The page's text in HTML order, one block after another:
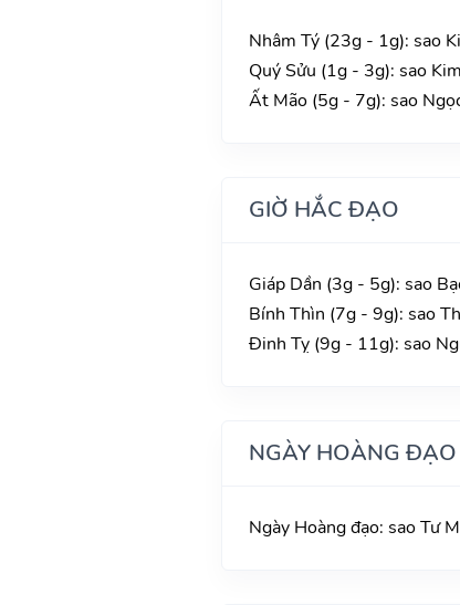
Nhâm Tý (23g - 1g): sao
Quý Sửu (1g - 3g): sao
Ất Mão (5g - 7g): sao
GIỜ HẮC ĐẠO
Giáp Dần (3g - 5g): sao
Bính Thìn (7g - 9g): sao
Đinh Tỵ (9g - 11g): sao
NGÀY HOÀNG
Ngày Hoàng đạo: sao Tư